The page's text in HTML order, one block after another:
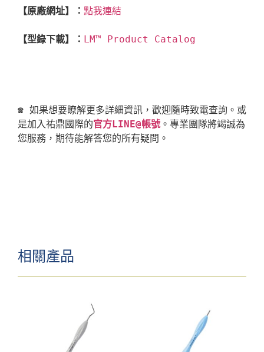
【原廠網址】： 點我連結
【型錄下載】： LM™ Product Catalog
☎ 如果想要瞭解更多詳細資訊，歡迎隨時致電查詢。或
是加入祐鼎國際的官方LINE@帳號 。專業團隊將竭誠為
相關產品